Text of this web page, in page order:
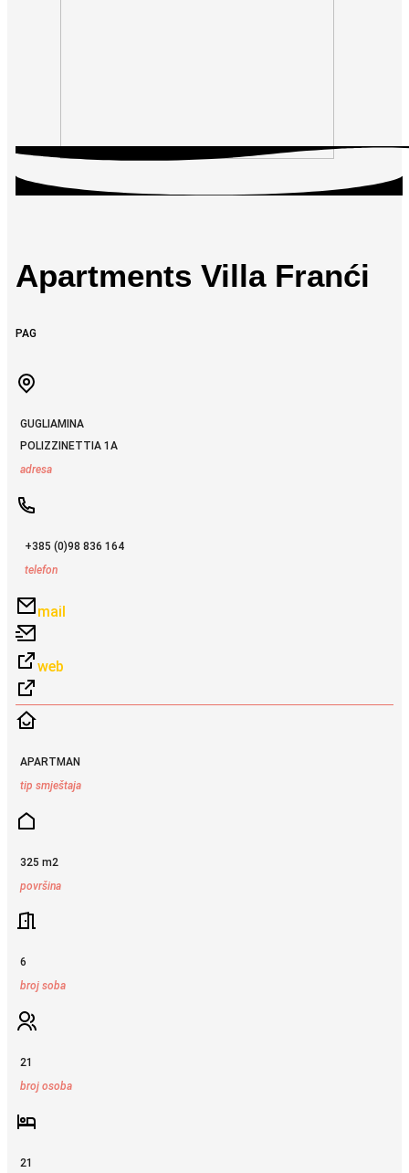
Apartments Villa Franći
PAG
GUGLIAMINA
POLIZZINETTIA 1A
adresa
+385 (0)98 836 164
telefon
mail
web
APARTMAN
tip smještaja
325 m2
površina
6
broj soba
21
broj osoba
21